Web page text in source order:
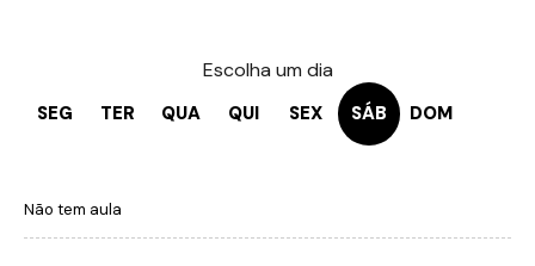
Escolha um dia
SEG TER QUA QUI SEX SÁB DOM
Não tem aula